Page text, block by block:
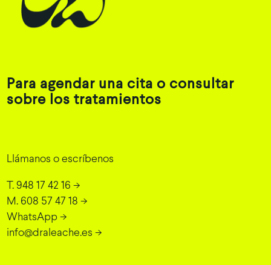
Para agendar una cita o consultar
sobre los tratamientos
Llámanos o escríbenos
T. 948 17 42 16 ->
M. 608 57 47 18 ->
WhatsApp ->
info@draleache.es ->